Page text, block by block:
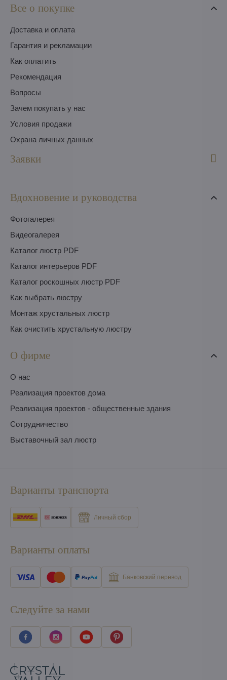
Все о покупке
Доставка и оплата
Гарантия и рекламации
Как оплатить
Pекомендация
Вопросы
Зачем покупать у нас
Условия продажи
Охрана личных данных
Заявки
Вдохновение и руководства
Фотогалерея
Видеогалерея
Каталог люстр PDF
Каталог интерьеров PDF
Каталог роскошных люстр PDF
Как выбрать люстру
Монтаж хрустальных люстр
Как очистить хрустальную люстру
О фирме
O нас
Pеализация проектов дома
Pеализация проектов - общественные здания
Сотрудничество
Выставочный зал люстр
Варианты транспорта
Личный сбор
Варианты оплаты
Банковский перевод
Следуйте за нами